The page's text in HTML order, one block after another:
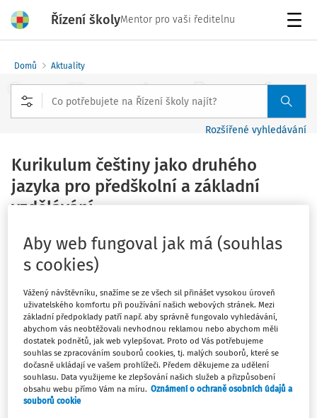
Řízení školyMentor pro vaši ředitelnu
Domů Aktuality
Rozšířené vyhledávání
Kurikulum češtiny jako druhého
jazyka pro předškolní a základní
vzdělávání
2 minuty čtení
Zdroj
:MŠMT
MŠMT zveřejňuje Kurikulum ČDJ pro základní
vzdělávání, které stanovuje očekávané výstupy jazykové
přípravy v základním vzdělávání a Kurikulum ČDJ pro
předškolní vzdělávání. Oba materiály vytvořil Národní
pedagogický institut ČR.
Kurikulum češtiny jako druhého jazykapro základní
Aby web fungoval jak má (souhlas
s cookies)
Vážený návštěvníku, snažíme se ze všech sil přinášet vysokou úroveň
uživatelského komfortu při používání našich webových stránek. Mezi
základní předpoklady patří např. aby správně fungovalo vyhledávání,
abychom vás neobtěžovali nevhodnou reklamou nebo abychom měli
dostatek podnětů, jak web vylepšovat. Proto od Vás potřebujeme
souhlas se zpracováním souborů cookies, tj. malých souborů, které se
dočasně ukládají ve vašem prohlížeči. Předem děkujeme za udělení
souhlasu. Data využijeme ke zlepšování našich služeb a přizpůsobení
obsahu webu přímo Vám na míru. Oznámení o ochraně osobních údajů a
souborů cookie